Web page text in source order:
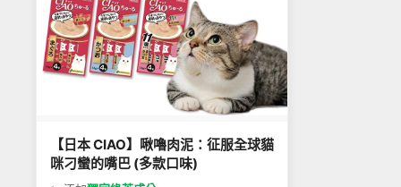
【日本 CIAO】啾嚕肉泥：征服全球貓
咪刁蠻的嘴巴 (多款口味)